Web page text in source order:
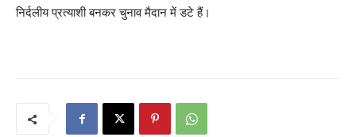
निर्दलीय प्रत्याशी बनकर चुनाव मैदान में डटे हैं।